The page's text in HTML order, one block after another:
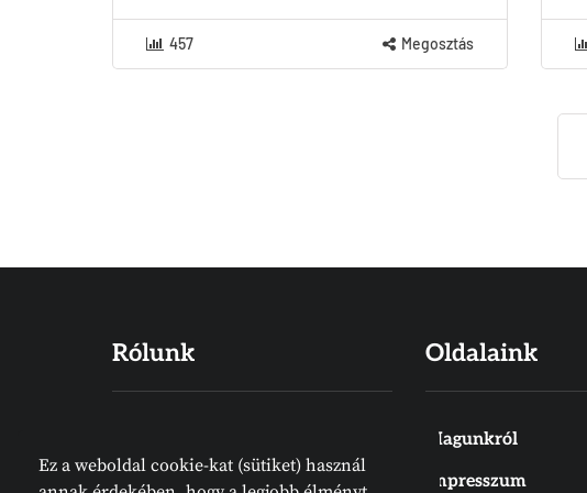
457 Megosztás
Rólunk
Igéje, amelyet emberek írtak
Oldalaink
Magunkról
Impresszum
Ez a weboldal cookie-kat (sütiket) használ